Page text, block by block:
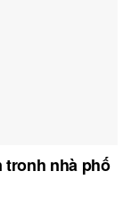
tronh nhà phố